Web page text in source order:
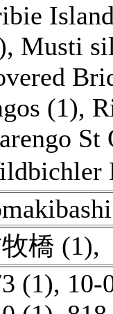
, Musti
(1),
St
橋 (1),
(1), 10-